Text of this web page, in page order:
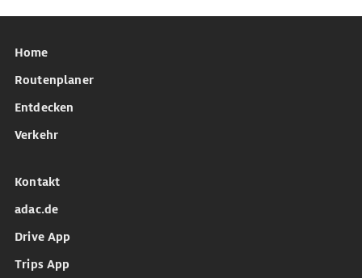
Home
Routenplaner
Entdecken
Verkehr
Kontakt
adac.de
Drive App
Trips App